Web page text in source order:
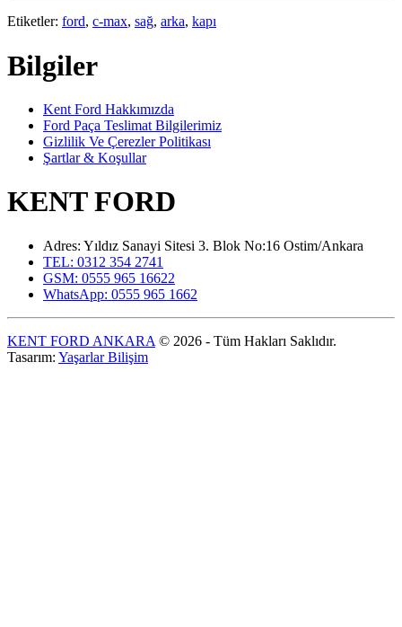
Etiketler: ford, c-max, sağ, arka, kapı
Bilgiler
Kent Ford Hakkımızda
Ford Paça Teslimat Bilgilerimiz
Gizlilik Ve Çerezler Politikası
Şartlar & Koşullar
KENT FORD
Adres: Yıldız Sanayi Sitesi 3. Blok No:16 Ostim/Ankara
TEL: 0312 354 2741
GSM: 0555 965 16622
WhatsApp: 0555 965 1662
KENT FORD ANKARA © 2026 - Tüm Hakları Saklıdır.
Tasarım: Yaşarlar Bilişim